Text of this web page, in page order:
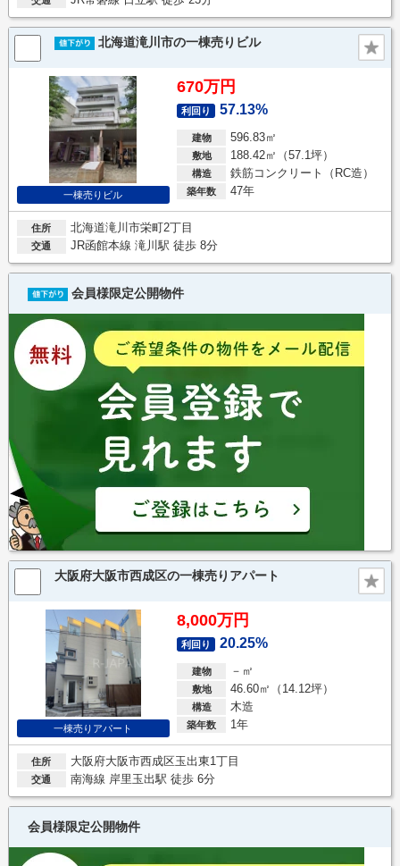
北海道滝川市の一棟売りビル
一棟売りビル
670万円
利回り 57.13%
建物 596.83㎡
敷地 188.42㎡（57.1坪）
構造 鉄筋コンクリート（RC造）
築年数 47年
住所 北海道滝川市栄町2丁目
交通 JR函館本線 滝川駅 徒歩 8分
会員様限定公開物件
大阪府大阪市西成区の一棟売りアパート
一棟売りアパート
8,000万円
利回り 20.25%
建物 －㎡
敷地 46.60㎡（14.12坪）
構造 木造
築年数 1年
住所 大阪府大阪市西成区玉出東1丁目
交通 南海線 岸里玉出駅 徒歩 6分
会員様限定公開物件